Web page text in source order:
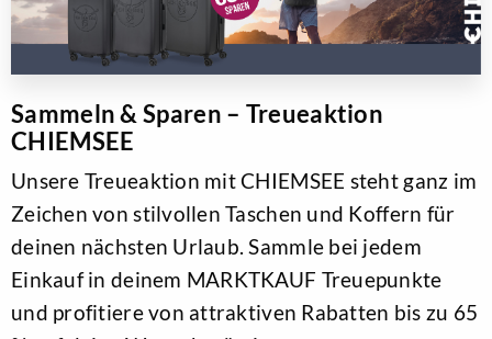
Sammeln & Sparen – Treueaktion
CHIEMSEE
Unsere Treueaktion mit CHIEMSEE steht ganz im
Zeichen von stilvollen Taschen und Koffern für
deinen nächsten Urlaub. Sammle bei jedem
Einkauf in deinem MARKTKAUF Treuepunkte
und profitiere von attraktiven Rabatten bis zu 65